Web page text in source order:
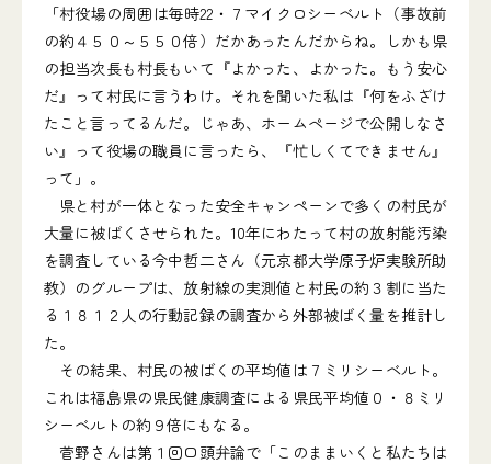
「村役場の周囲は毎時22・７マイクロシーベルト（事故前
の約４５０～５５０倍）だかあったんだからね。しかも県
の担当次長も村長もいて『よかった、よかった。もう安心
だ』って村民に言うわけ。それを聞いた私は『何をふざけ
たこと言ってるんだ。じゃあ、ホームページで公開しなさ
い』って役場の職員に言ったら、『忙しくてできません』
って」。
県と村が一体となった安全キャンペーンで多くの村民が
大量に被ばくさせられた。10年にわたって村の放射能汚染
を調査している今中哲二さん（元京都大学原子炉実験所助
教）のグループは、放射線の実測値と村民の約３割に当た
る１８１２人の行動記録の調査から外部被ばく量を推計し
た。
その結果、村民の被ばくの平均値は７ミリシーベルト。
これは福島県の県民健康調査による県民平均値０・８ミリ
シーベルトの約９倍にもなる。
菅野さんは第１回口頭弁論で「このままいくと私たちは